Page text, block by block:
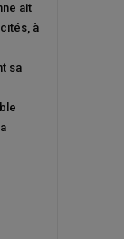
ait
à
sa